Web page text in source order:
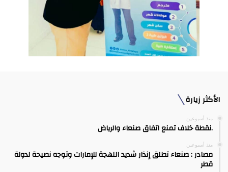
الأكثر زيارة
منذ أسبوعين
.نقطة خلاف تمنع اتفاق صنعاء والرياض
منذ أسبوعين
مصادر : صنعاء تطلق إنذار شديد اللهجة للإمارات وتوجه نصيحة لدولة
قطر